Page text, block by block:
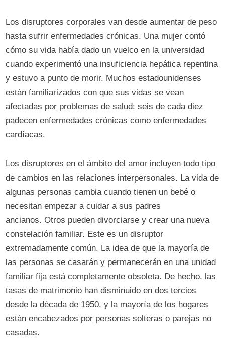
Los disruptores corporales van desde aumentar de peso
hasta sufrir enfermedades crónicas. Una mujer contó
cómo su vida había dado un vuelco en la universidad
cuando experimentó una insuficiencia hepática repentina
y estuvo a punto de morir. Muchos estadounidenses
están familiarizados con que sus vidas se vean
afectadas por problemas de salud: seis de cada diez
padecen enfermedades crónicas como enfermedades
cardíacas.
Los disruptores en el ámbito del amor incluyen todo tipo
de cambios en las relaciones interpersonales. La vida de
algunas personas cambia cuando tienen un bebé o
necesitan empezar a cuidar a sus padres
ancianos. Otros pueden divorciarse y crear una nueva
constelación familiar. Este es un disruptor
extremadamente común. La idea de que la mayoría de
las personas se casarán y permanecerán en una unidad
familiar fija está completamente obsoleta. De hecho, las
tasas de matrimonio han disminuido en dos tercios
desde la década de 1950, y la mayoría de los hogares
están encabezados por personas solteras o parejas no
casadas.